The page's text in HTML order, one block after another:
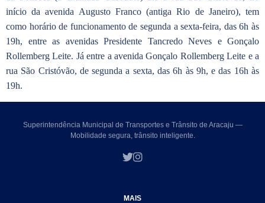
início da avenida Augusto Franco (antiga Rio de Janeiro), tem
como horário de funcionamento de segunda a sexta-feira, das 6h às
19h, entre as avenidas Presidente Tancredo Neves e Gonçalo
Rollemberg Leite. Já entre a avenida Gonçalo Rollemberg Leite e a
rua São Cristóvão, de segunda a sexta, das 6h às 9h, e das 16h às
19h.
Superintendência Municipal de Transportes e Trânsito de Aracaju —
Mobilidade segura, trânsito inteligente.
MAIS